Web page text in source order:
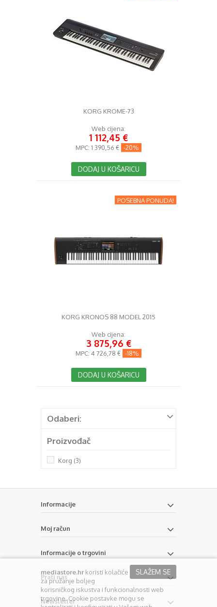
KORG KROME-73
Web cijena:
1 112,45 €
MPC: 1 390,56 € -20%
DODAJ U KOŠARICU
POSEBNA PONUDA!
KORG KRONOS 88 MODEL 2015
Web cijena:
3 875,96 €
MPC: 4 726,78 € -18%
DODAJ U KOŠARICU
Odaberi:
Proizvođač
Korg (3)
Informacije
Moj račun
Informacije o trgovini
Prati nas
Newsletter
SLAŽEM SE
mediastore.hr koristi kolačiće
za pružanje boljeg
korisničkog iskustva i funkcionalnosti web
trgovine. Cookie postavke mogu se